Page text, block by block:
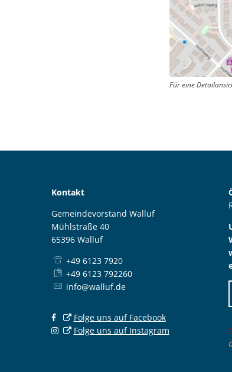
Für eine
Kontakt
Gemeindevorstand Walluf
Mühlstraße 40
65396 Walluf
+49 6123 7920
+49 6123 792260
info@walluf.de
Folge uns auf Facebook
Folge uns auf Instagram